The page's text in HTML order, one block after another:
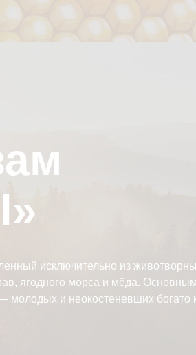
исключительно из
ягодного морса и мёда.
молодых и неокостеневших